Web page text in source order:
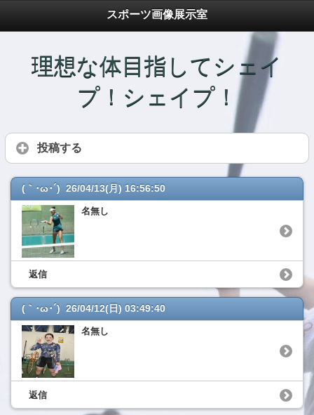
スポーツ画像展示室
理想な体目指してシェイ
プ！シェイプ！
投稿する
(｀･ω･´) 26/04/13(月) 16:56:50
名無し
返信
(｀･ω･´) 26/04/12(日) 03:49:40
名無し
返信